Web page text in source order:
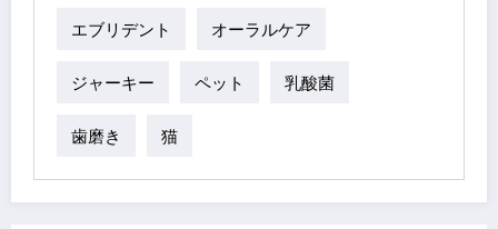
エブリデント オーラルケア
ジャーキー ペット 乳酸菌
歯磨き 猫